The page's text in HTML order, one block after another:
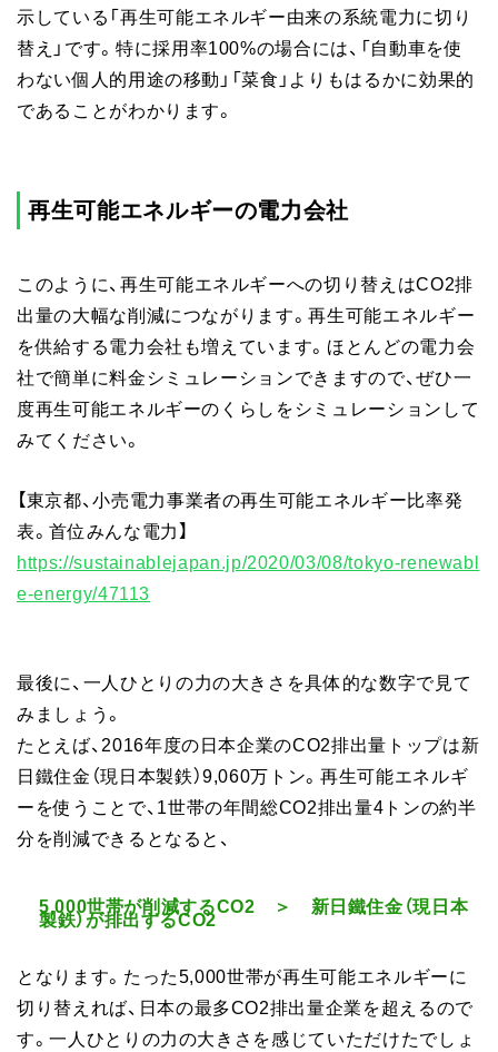
示している「再生可能エネルギー由来の系統電力に切り
替え」です。特に採用率100%の場合には、「自動車を使
わない個人的用途の移動」「菜食」よりもはるかに効果的
であることがわかります。
再生可能エネルギーの電力会社
このように、再生可能エネルギーへの切り替えはCO2排
出量の大幅な削減につながります。再生可能エネルギー
を供給する電力会社も増えています。ほとんどの電力会
社で簡単に料金シミュレーションできますので、ぜひ一
度再生可能エネルギーのくらしをシミュレーションして
みてください。
【東京都、小売電力事業者の再生可能エネルギー比率発
表。首位みんな電力】
https://sustainablejapan.jp/2020/03/08/tokyo-renewabl
e-energy/47113
最後に、一人ひとりの力の大きさを具体的な数字で見て
みましょう。
たとえば、2016年度の日本企業のCO2排出量トップは新
日鐵住金（現日本製鉄）9,060万トン。再生可能エネルギ
ーを使うことで、1世帯の年間総CO2排出量4トンの約半
分を削減できるとなると、
5,000世帯が削減するCO2 ＞ 新日鐵住金（現日本
製鉄）が排出するCO2
となります。たった5,000世帯が再生可能エネルギーに
切り替えれば、日本の最多CO2排出量企業を超えるので
す。一人ひとりの力の大きさを感じていただけたでしょ